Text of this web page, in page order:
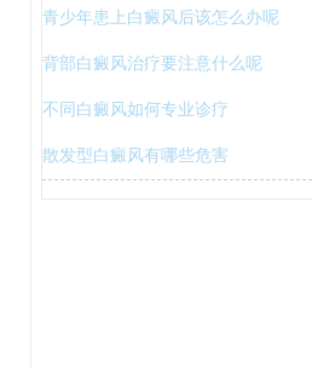
青少年患上白癜风后该怎么办呢
背部白癜风治疗要注意什么呢
不同白癜风如何专业诊疗
散发型白癜风有哪些危害